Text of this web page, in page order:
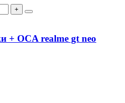
+
+ OCA realme gt neo